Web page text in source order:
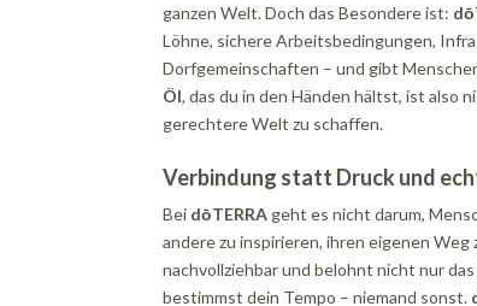
ganzen Welt. Doch das Besondere ist:
Löhne, sichere Arbeitsbedingungen,
Dorfgemeinschaften – und gibt
Öl, das du in den Händen hältst, ist also
gerechtere Welt zu schaffen.
Verbindung statt Druck und
Bei dōTERRA geht es nicht darum,
andere zu inspirieren, ihren eigenen
nachvollziehbar und belohnt nicht nur
bestimmst dein Tempo – niemand sonst.